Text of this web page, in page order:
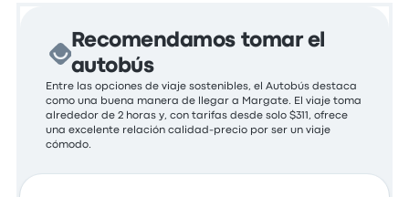
Recomendamos tomar el
autobús
Entre las opciones de viaje sostenibles, el Autobús destaca
como una buena manera de llegar a Margate. El viaje toma
alrededor de 2 horas y, con tarifas desde solo $311, ofrece
una excelente relación calidad-precio por ser un viaje
cómodo.